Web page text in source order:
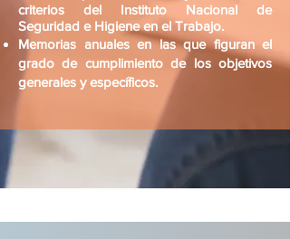
criterios del Instituto Nacional de
Seguridad e Higiene en el Trabajo.
Memorias anuales en las que figuran el
grado de cumplimiento de los objetivos
generales y específicos.